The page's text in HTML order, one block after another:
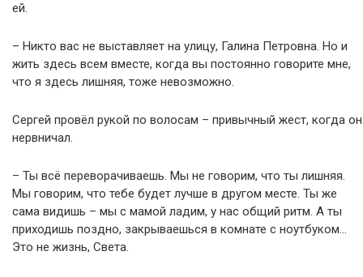
ей.
– Никто вас не выставляет на улицу, Галина Петровна. Но и
жить здесь всем вместе, когда вы постоянно говорите мне,
что я здесь лишняя, тоже невозможно.
Сергей провёл рукой по волосам – привычный жест, когда он
нервничал.
– Ты всё переворачиваешь. Мы не говорим, что ты лишняя.
Мы говорим, что тебе будет лучше в другом месте. Ты же
сама видишь – мы с мамой ладим, у нас общий ритм. А ты
приходишь поздно, закрываешься в комнате с ноутбуком…
Это не жизнь, Света.